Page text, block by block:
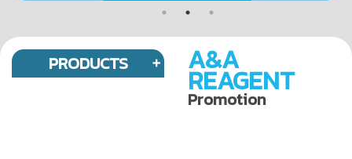
PRODUCTS A&A
REAGENT
Promotion